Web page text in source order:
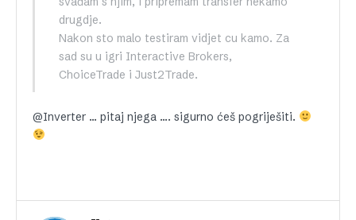
drugdje.
Nakon sto malo testiram vidjet cu kamo. Za
sad su u igri Interactive Brokers,
ChoiceTrade i Just2Trade.
@Inverter … pitaj njega …. sigurno ćeš pogriješiti.